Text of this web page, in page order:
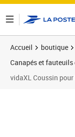
Accueil boutique
Canapés et fauteuils
vidaXL Coussin